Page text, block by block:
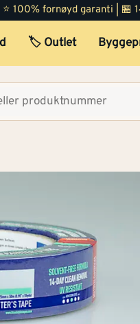
100% fornøyd garanti | 🏪
🏷️ Outlet